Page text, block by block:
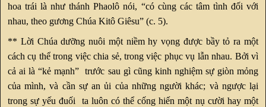
hoa trái là như thánh Phaolô nói, “có cùng các tâm tình đối với
nhau, theo gương Chúa Kitô Giêsu” (c. 5).
** Lời Chúa dưỡng nuôi một niềm hy vọng được bầy tỏ ra một
cách cụ thể trong việc chia sẻ, trong việc phục vụ lẫn nhau. Bởi vì
cả ai là “kẻ mạnh” trước sau gì cũng kinh nghiệm sự giòn mỏng
của mình, và cần sự an ủi của những người khác; và ngược lại
trong sự yếu đuối ta luôn có thể cống hiến một nụ cười hay một